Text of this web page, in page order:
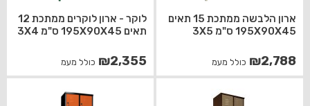
ארון הלבשה ממתכת 15 תאים
195X90X45 ס"מ 3X5
₪2,788 כולל מעמ
לוקר - ארון לוקרים ממתכת 12
תאים 195X90X45 ס"מ 3X4
₪2,355 כולל מעמ